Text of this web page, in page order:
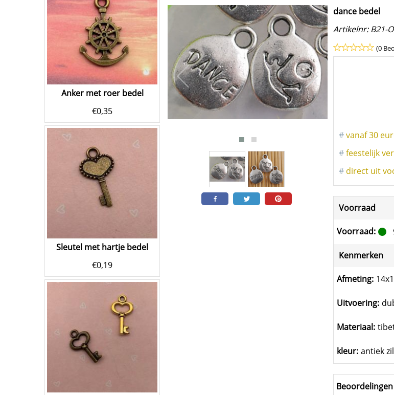
Anker met roer bedel
€0,35
Sleutel met hartje bedel
€0,19
dance bedel
Artikelnr: B21-O
(0
#vanaf 30
#feestelijk
# direct uit
Voorraad
Voorraad:
Kenmerken
Afmeting:
Uitvoering:
Materiaal:
kleur: antiek